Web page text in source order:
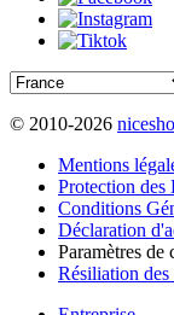
© 2010-2026
Mentions
Protection des
Conditions
Déclaration
Paramètres
Résiliation des